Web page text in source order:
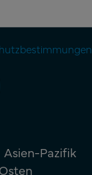
Asien-Pazifik